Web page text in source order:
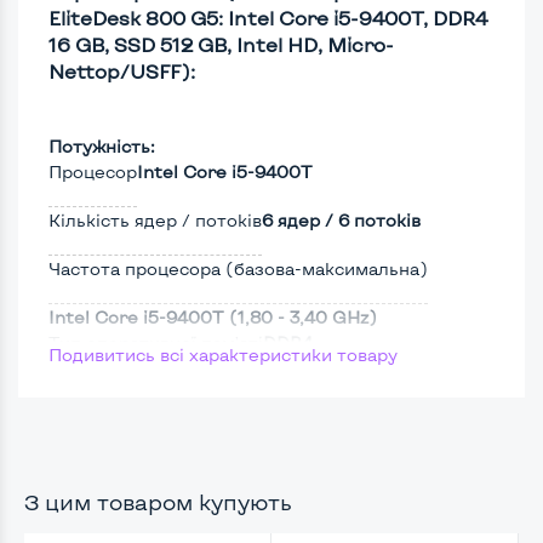
EliteDesk 800 G5: Intel Core i5-9400T, DDR4
16 GB, SSD 512 GB, Intel HD, Micro-
Nettop/USFF):
Потужність:
ПроцесорIntel Core i5-9400T
Кількість ядер / потоків6 ядер / 6 потоків
Частота процесора (базова-максимальна)
Intel Core i5-9400T (1,80 - 3,40 GHz)
Можливості відеокарти:
Подивитись всі характеристики товару
З цим товаром купують